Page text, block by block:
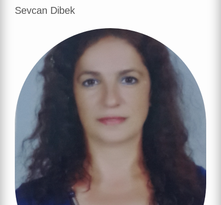
Sevcan Dibek